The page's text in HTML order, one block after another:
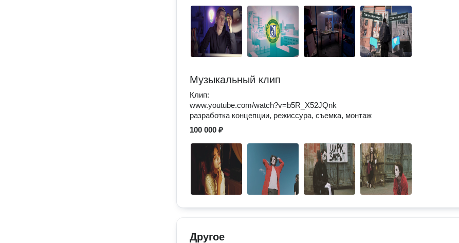
Музыкальный клип
Клип:
www.youtube.com/watch?v=b5R_X52JQnk
разработка концепции, режиссура, съемка, монтаж
100 000 ₽
Другое